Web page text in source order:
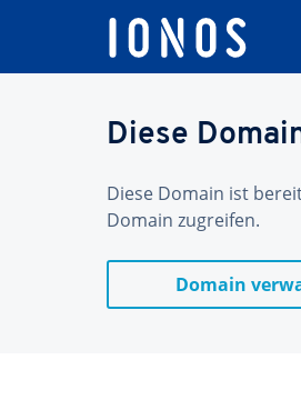
Diese
Diese Domain ist
Domain zugreifen.
Domain